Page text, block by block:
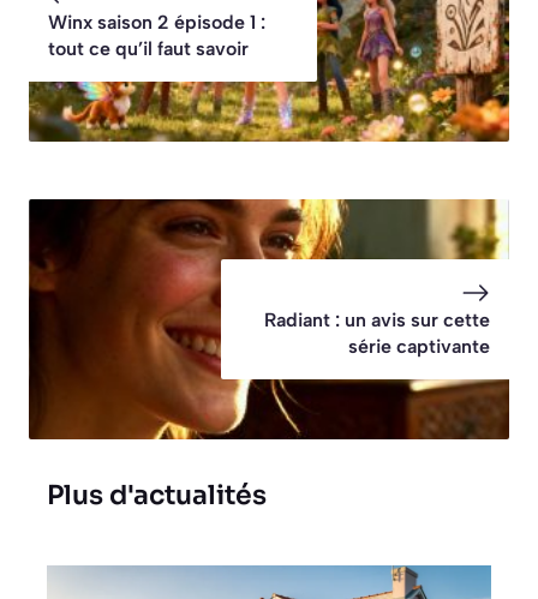
Winx saison 2 épisode 1 :
tout ce qu’il faut savoir
Radiant : un avis sur cette
série captivante
Plus d'actualités